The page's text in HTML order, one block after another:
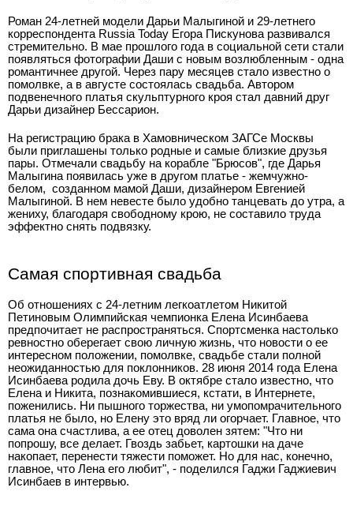
Роман 24-летней модели Дарьи Малыгиной и 29-летнего
корреспондента Russia Today Егора Пискунова развивался
стремительно. В мае прошлого года в социальной сети стали
появляться фотографии Даши с новым возлюбленным - одна
романтичнее другой. Через пару месяцев стало известно о
помолвке, а в августе состоялась свадьба. Автором
подвенечного платья скульптурного кроя стал давний друг
Дарьи дизайнер Бессарион.
На регистрацию брака в Хамовническом ЗАГСе Москвы
были приглашены только родные и самые близкие друзья
пары. Отмечали свадьбу на корабле "Брюсов", где Дарья
Малыгина появилась уже в другом платье - жемчужно-
белом, созданном мамой Даши, дизайнером Евгенией
Малыгиной. В нем невесте было удобно танцевать до утра, а
жениху, благодаря свободному крою, не составило труда
эффектно снять подвязку.
Самая спортивная свадьба
Об отношениях с 24-летним легкоатлетом Никитой
Петиновым Олимпийская чемпионка Елена Исинбаева
предпочитает не распространяться. Спортсменка настолько
ревностно оберегает свою личную жизнь, что новости о ее
интересном положении, помолвке, свадьбе стали полной
неожиданностью для поклонников. 28 июня 2014 года Елена
Исинбаева родила дочь Еву. В октябре стало известно, что
Елена и Никита, познакомившиеся, кстати, в Интернете,
поженились. Ни пышного торжества, ни умопомрачительного
платья не было, но Елену это вряд ли огорчает. Главное, что
сама она счастлива, а ее отец доволен зятем: "Что ни
попрошу, все делает. Гвоздь забьет, картошки на даче
накопает, перенести тяжести поможет. Но для нас, конечно,
главное, что Лена его любит", - поделился Гаджи Гаджиевич
Исинбаев в интервью.